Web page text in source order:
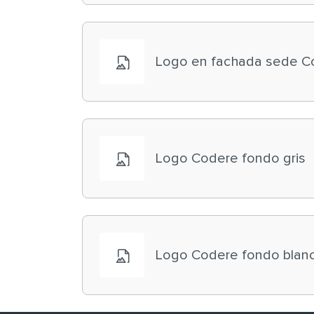
Logo en fachada sede
Logo Codere fondo gris
Logo Codere fondo